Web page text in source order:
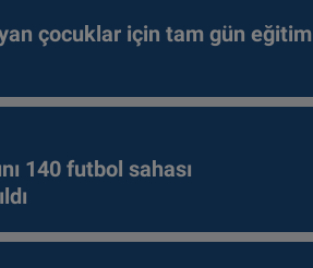
çocuklar için tam gün eğitim
140 futbol sahası